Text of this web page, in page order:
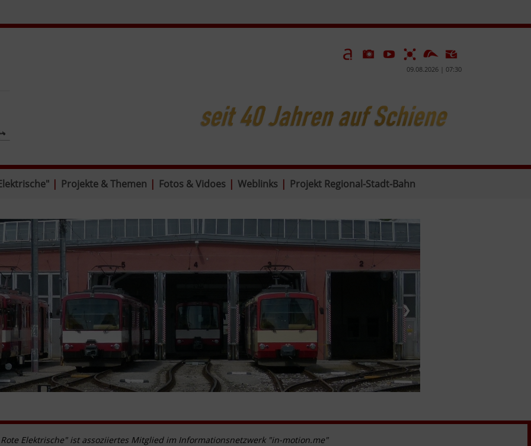
09.08.2026 | 07:30
| Projekte & Themen | Fotos & Vidoes | Weblinks | Projekt Regional-Stadt-Bahn
❯
Elektrische" ist assoziiertes Mitglied im Informationsnetzwerk "in-motion.me"